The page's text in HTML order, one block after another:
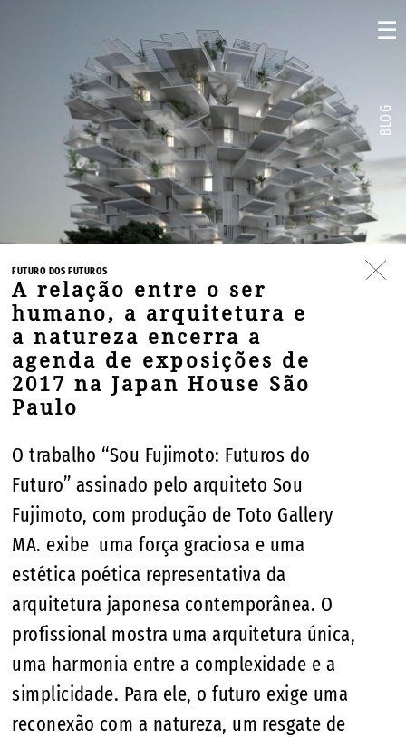
☰
BLOG
FUTURO DOS FUTUROS
A relação entre o ser
humano, a arquitetura e
a natureza encerra a
agenda de exposições de
2017 na Japan House São
Paulo
O trabalho “Sou Fujimoto: Futuros do
Futuro” assinado pelo arquiteto Sou
Fujimoto, com produção de Toto Gallery
MA. exibe uma força graciosa e uma
estética poética representativa da
arquitetura japonesa contemporânea. O
profissional mostra uma arquitetura única,
uma harmonia entre a complexidade e a
simplicidade. Para ele, o futuro exige uma
reconexão com a natureza, um resgate de